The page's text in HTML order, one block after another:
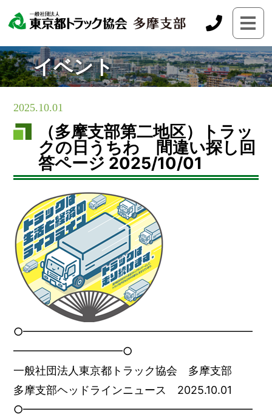
イベント
2025.10.01
（多摩支部第二地区）トラッ
クの日うちわ 間違い探し回
答ページ 2025/10/01
○━━━━━━━━━━━━━━━━━━━━━
━━━━━━━━━━○
一般社団法人東京都トラック協会 多摩支部
多摩支部ヘッドラインニュース 2025.10.01
○━━━━━━━━━━━━━━━━━━━━━